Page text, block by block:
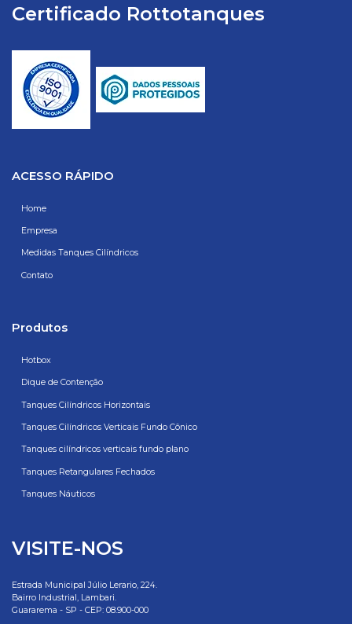
Certificado Rottotanques
ACESSO RÁPIDO
Home
Empresa
Medidas Tanques Cilíndricos
Contato
Produtos
Hotbox
Dique de Contenção
Tanques Cilíndricos Horizontais
Tanques Cilíndricos Verticais Fundo Cônico
Tanques cilíndricos verticais fundo plano
Tanques Retangulares Fechados
Tanques Náuticos
VISITE-NOS
Estrada Municipal Júlio Lerario, 224.
Bairro Industrial, Lambari.
Guararema - SP - CEP: 08.900-000